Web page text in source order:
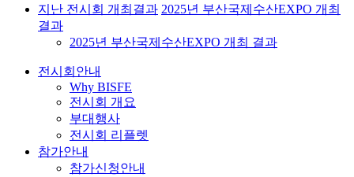
지난 전시회 개최결과 2025년 부산국제수산EXPO 개최
결과
2025년 부산국제수산EXPO 개최 결과
전시회안내
Why BISFE
전시회 개요
부대행사
전시회 리플렛
참가안내
참가신청안내